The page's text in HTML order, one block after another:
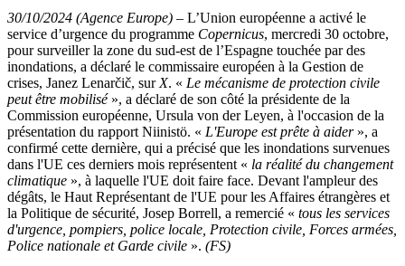
30/10/2024 (Agence Europe) – L’Union européenne a activé le
service d’urgence du programme Copernicus, mercredi 30 octobre,
pour surveiller la zone du sud-est de l’Espagne touchée par des
inondations, a déclaré le commissaire européen à la Gestion de
crises, Janez Lenarčič, sur X. « Le mécanisme de protection civile
peut être mobilisé », a déclaré de son côté la présidente de la
Commission européenne, Ursula von der Leyen, à l'occasion de la
présentation du rapport Niinistö. « L'Europe est prête à aider », a
confirmé cette dernière, qui a précisé que les inondations survenues
dans l'UE ces derniers mois représentent « la réalité du changement
climatique », à laquelle l'UE doit faire face. Devant l'ampleur des
dégâts, le Haut Représentant de l'UE pour les Affaires étrangères et
la Politique de sécurité, Josep Borrell, a remercié « tous les services
d'urgence, pompiers, police locale, Protection civile, Forces armées,
Police nationale et Garde civile ». (FS)